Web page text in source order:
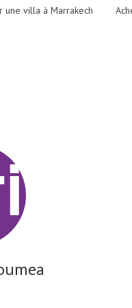
une villa à Marrakech